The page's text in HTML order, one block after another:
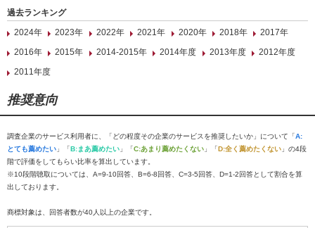
過去ランキング
2024年
2023年 2022年 2021年 2020年 2018年
2017年
2016年
2015年 2014-2015年 2014年度 2013年度
2012年度
2011年度
推奨意向
調査企業のサービス利用者に、「どの程度その企業のサービスを推奨したいか」について「A:
とても薦めたい 」「B:まあ薦めたい 」「C:あまり薦めたくない 」「D:全く薦めたくない 」の4段
階で評価をしてもらい比率を算出しています。
※10段階聴取については、A=9-10回答、B=6-8回答、C=3-5回答、D=1-2回答として割合を算
出しております。
商標対象は、回答者数が40人以上の企業です。